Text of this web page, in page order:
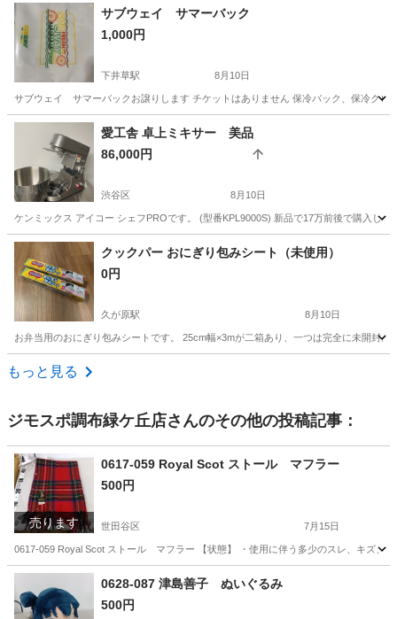
大田区 久が原駅 アルバム
サブウェイ サマーバック
1,000円
下井草駅 8月10日
サブウェイ サマーバックお譲りします チケットはありません 保冷バック、保冷クロ
下井草駅 ノベルティグッズ
愛工舎 卓上ミキサー 美品
86,000円
渋谷区 8月10日
ケンミックス アイコー シェフPROです。 (型番KPL9000S) 新品で17万前後で購入し
渋谷区 調理器具
クックパー おにぎり包みシート（未使用）
0円
久が原駅 8月10日
お弁当用のおにぎり包みシートです。 25cm幅×3mが二箱あり、一つは完全に未開封
東京 大田区
もっと見る
ジモスポ調布緑ケ丘店さんのその他の投稿記事：
売ります
0617-059 Royal Scot ストール マフラー
500円
世田谷区 7月15日
0617-059 Royal Scot ストール マフラー 【状態】 ・使用に伴う多少のスレ、キズ、
現地
0628-087 津島善子 ぬいぐるみ
500円